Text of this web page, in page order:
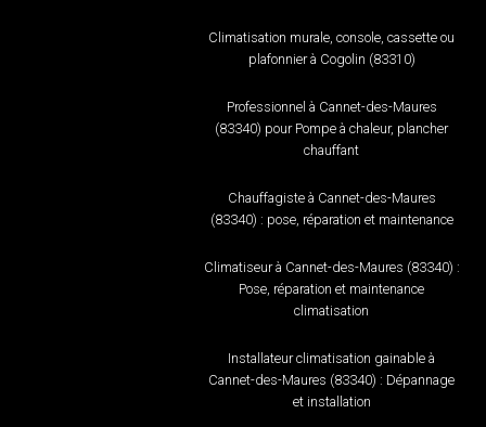
Climatisation murale, console, cassette ou
plafonnier à Cogolin (83310)
Professionnel à Cannet-des-Maures
(83340) pour Pompe à chaleur, plancher
chauffant
Chauffagiste à Cannet-des-Maures
(83340) : pose, réparation et maintenance
Climatiseur à Cannet-des-Maures (83340) :
Pose, réparation et maintenance
climatisation
Installateur climatisation gainable à
Cannet-des-Maures (83340) : Dépannage
et installation